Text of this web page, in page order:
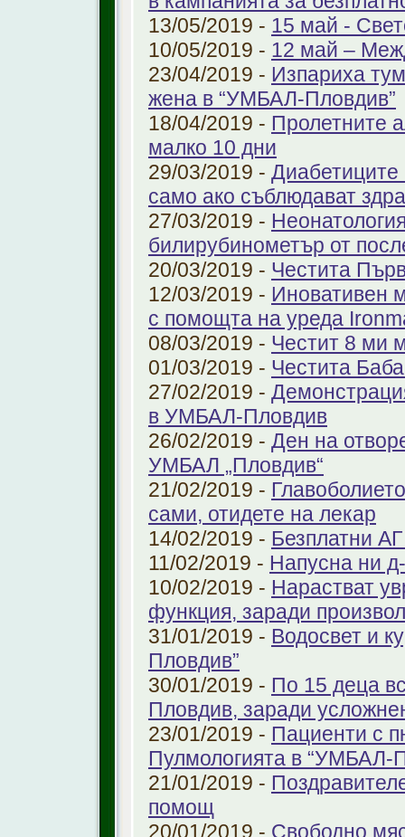
13/05/2019 - 15 май -
10/05/2019 - 12 май –
23/04/2019 - Изпариха
жена в “УМБАЛ-Пловдив”
18/04/2019 - Пролетните
малко 10 дни
29/03/2019 - Диабетиците
само ако съблюдават
27/03/2019 -
билирубинометър от
20/03/2019 - Честита
12/03/2019 - Иновативен
с помощта на уреда
08/03/2019 - Честит 8 ми
01/03/2019 - Честита
27/02/2019 -
в УМБАЛ-Пловдив
26/02/2019 - Ден на
УМБАЛ „Пловдив“
21/02/2019 -
сами, отидете на лекар
14/02/2019 - Безплатни
11/02/2019 - Напусна ни
10/02/2019 - Нарастват
функция, заради
31/01/2019 - Водосвет и
Пловдив”
30/01/2019 - По 15 деца
Пловдив, заради
23/01/2019 - Пациенти с
Пулмологията в “УМБАЛ-
21/01/2019 -
помощ
20/01/2019 - Свободно